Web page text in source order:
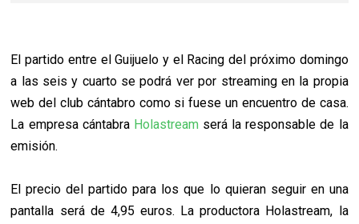
El partido entre el Guijuelo y el Racing del próximo domingo
a las seis y cuarto se podrá ver por streaming en la propia
web del club cántabro como si fuese un encuentro de casa.
La empresa cántabra Holastream será la responsable de la
emisión.
El precio del partido para los que lo quieran seguir en una
pantalla será de 4,95 euros. La productora Holastream, la